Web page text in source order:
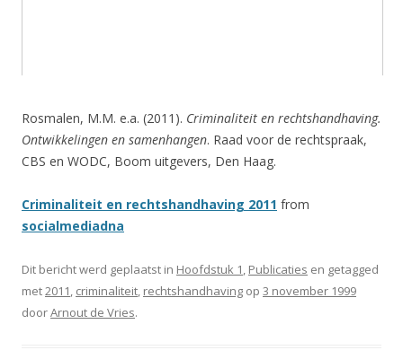
Rosmalen, M.M. e.a. (2011). Criminaliteit en rechtshandhaving.
Ontwikkelingen en samenhangen. Raad voor de rechtspraak,
CBS en WODC, Boom uitgevers, Den Haag.
Criminaliteit en rechtshandhaving 2011 from
socialmediadna
Dit bericht werd geplaatst in Hoofdstuk 1, Publicaties en getagged
met2011, criminaliteit, rechtshandhaving op 3 november 1999
doorArnout de Vries.